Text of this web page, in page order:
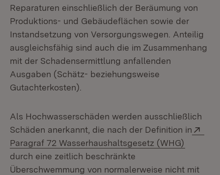
Reparaturen einschließlich der Beräumung von
Produktions- und Gebäudeflächen sowie der
Instandsetzung von Versorgungswegen. Anteilig
ausgleichsfähig sind auch die im Zusammenhang
mit der Schadensermittlung anfallenden
Ausgaben (Schätz- beziehungsweise
Gutachterkosten).
Als Hochwasserschäden werden ausschließlich
Schäden anerkannt, die nach der Definition in
Paragraf 72 Wasserhaushaltsgesetz (WHG)
durch eine zeitlich beschränkte
Überschwemmung von normalerweise nicht mit